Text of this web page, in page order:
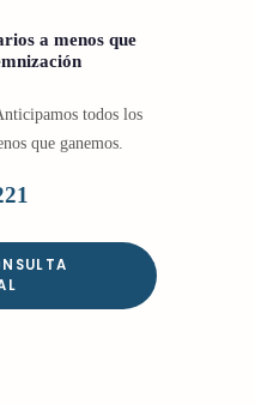
a menos que
todos los
que ganemos.